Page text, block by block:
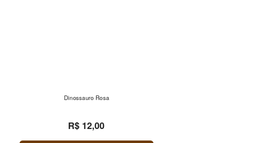
Dinossauro Rosa
R$ 12,00